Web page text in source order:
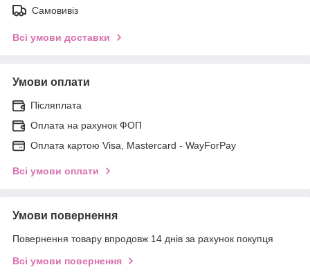
Самовивіз
Всі умови доставки
Умови оплати
Післяплата
Оплата на рахунок ФОП
Оплата картою Visa, Mastercard - WayForPay
Всі умови оплати
Умови повернення
Повернення товару впродовж 14 днів за рахунок покупця
Всі умови повернення